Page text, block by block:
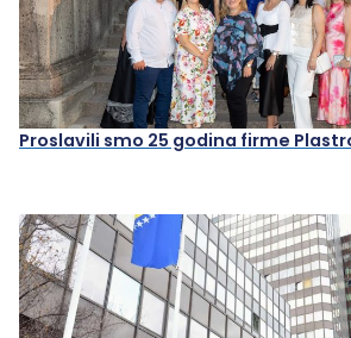
Proslavili smo 25 godina firme